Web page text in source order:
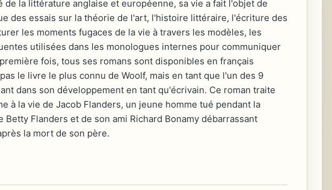
la littérature anglaise et européenne, sa vie a fait l'objet de
des essais sur la théorie de l'art, l'histoire littéraire, l'écriture des
les moments fugaces de la vie à travers les modèles, les
utilisées dans les monologues internes pour communiquer
fois, tous ses romans sont disponibles en français
le livre le plus connu de Woolf, mais en tant que l'un des 9
dans son développement en tant qu'écrivain. Ce roman traite
à la vie de Jacob Flanders, un jeune homme tué pendant la
Flanders et de son ami Richard Bonamy débarrassant
la mort de son père.